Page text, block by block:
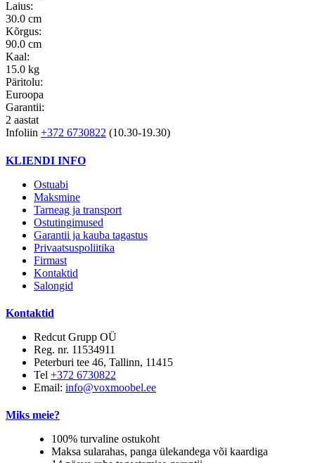
Laius:
30.0 cm
Kõrgus:
90.0 cm
Kaal:
15.0 kg
Päritolu:
Euroopa
Garantii:
2 aastat
Infoliin +372 6730822 (10.30-19.30)
KLIENDI INFO
Ostuabi
Maksmine
Tarneag ja transport
Ostutingimused
Garantii ja kauba tagastus
Privaatsuspoliitika
Firmast
Kontaktid
Salongid
Kontaktid
Redcut Grupp OÜ
Reg. nr. 11534911
Peterburi tee 46, Tallinn, 11415
Tel +372 6730822
Email: info@voxmoobel.ee
Miks meie?
100% turvaline ostukoht
Maksa sularahas, panga ülekandega või kaardiga